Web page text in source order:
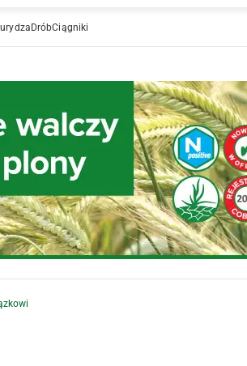
DróbCiągniki